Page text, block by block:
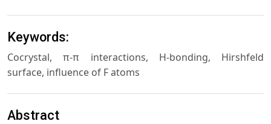
Keywords:
Cocrystal, π-π interactions, H-bonding, Hirshfeld
surface, influence of F atoms
Abstract